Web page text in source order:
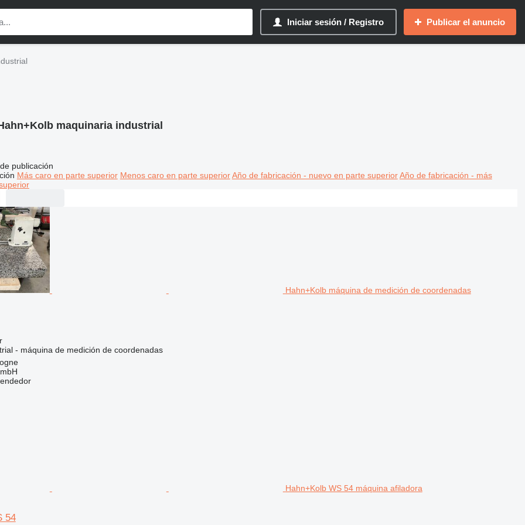
Iniciar sesión / Registro Publicar el anuncio
maquinaria industrial
publicación
Más caro en parte superior Menos caro en parte superior Año de fabricación - nuevo en parte superior Año de fabricación - más
Hahn+Kolb máquina de medición de coordenadas
- máquina de medición de coordenadas
Hahn+Kolb WS 54 máquina afiladora
54